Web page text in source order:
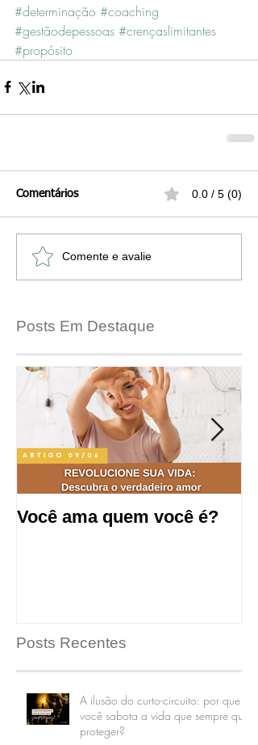
#determinação #coaching
#gestãodepessoas #crençaslimitantes
#propósito
Comentários 0.0 / 5 (0)
Comente e avalie
Posts Em Destaque
Você ama quem você é?
Posts Recentes
A ilusão do curto-circuito: por que
você sabota a vida que sempre quis
proteger?